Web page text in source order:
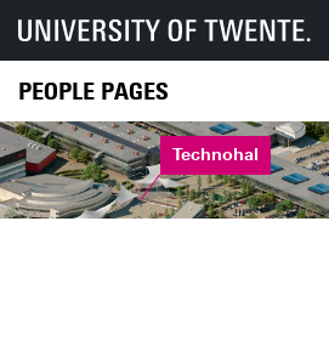
PEOPLE PAGES
Technohal